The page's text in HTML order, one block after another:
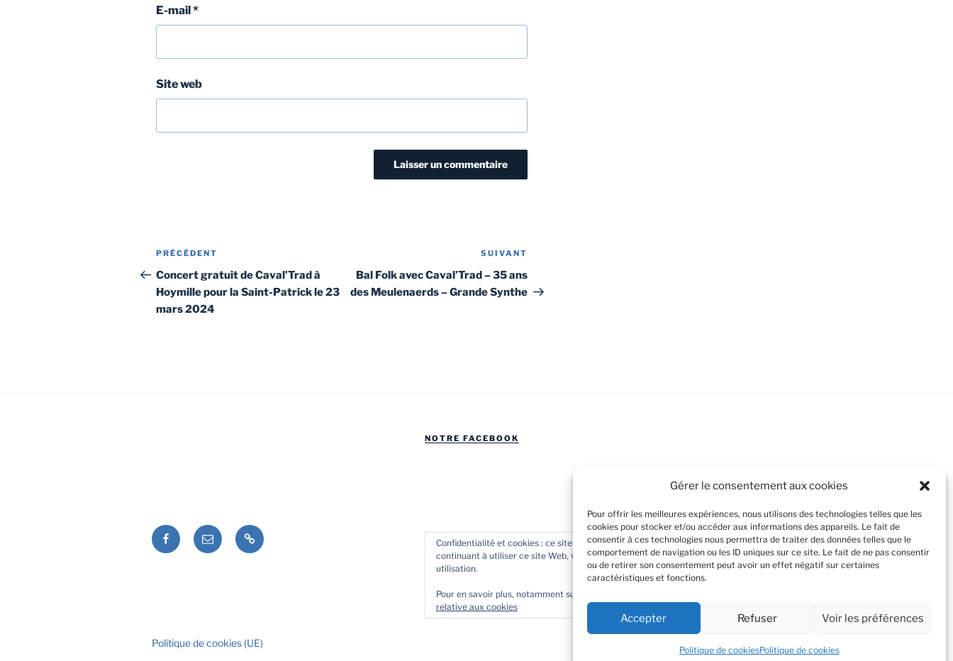
Gérer le consentement aux cookies
Pour offrir les meilleures expériences, nous utilisons des technologies telles que les
cookies pour stocker et/ou accéder aux informations des appareils. Le fait de
consentir à ces technologies nous permettra de traiter des données telles que le
comportement de navigation ou les ID uniques sur ce site. Le fait de ne pas consentir
ou de retirer son consentement peut avoir un effet négatif sur certaines
caractéristiques et fonctions.
Accepter Refuser Voir les préférences
Politique de cookiesPolitique de cookies
E-mail*
Site web
Navigation
de
l’article
Article
précédent
PRÉCÉDENT
Concert gratuit de Caval’Trad à
Hoymille pour la Saint-Patrick le 23
mars 2024
suivant
SUIVANT
Bal Folk avec Caval’Trad – 35 ans
des Meulenaerds – Grande Synthe
NOTRE FACEBOOK
Facebook
Caval’Trad
E-
mail
Politique
de
Confidentialité et cookies : ce site utilise des cookies. En
continuant à utiliser ce site Web, vous acceptez leur
utilisation.
Pour en savoir plus, notamment sur la façon de contrôler les cookies, consultez :
relative aux cookies
Politique de cookies (UE)